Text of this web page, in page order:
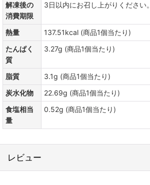
解凍後の
消費期限
3日以内にお召し上がりください。
熱量
137.51kcal (商品1個当たり)
たんぱく
質
3.27g (商品1個当たり)
脂質
3.1g (商品1個当たり)
炭水化物
22.69g (商品1個当たり)
食塩相当
量
0.52g (商品1個当たり)
レビュー